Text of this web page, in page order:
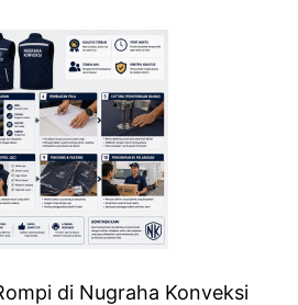
di Nugraha Konveksi